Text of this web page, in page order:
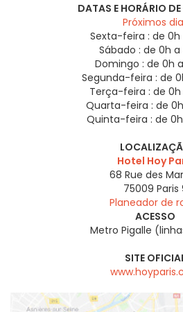
DATAS E HORÁRIO
Próximos
Sexta-feira : de 0h
Sábado : de 0h a
Domingo : de 0h
Segunda-feira : de
Terça-feira : de 0h
Quarta-feira : de
Quinta-feira : de
Hotel Hoy
68 Rue des
75009 Paris
Planeador de
ACESSO
Metro Pigalle
SITE